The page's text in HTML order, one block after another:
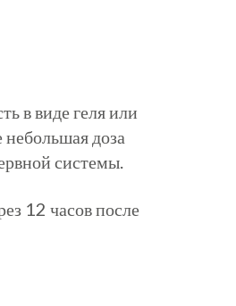
в виде геля или
небольшая доза
системы.
12 часов после